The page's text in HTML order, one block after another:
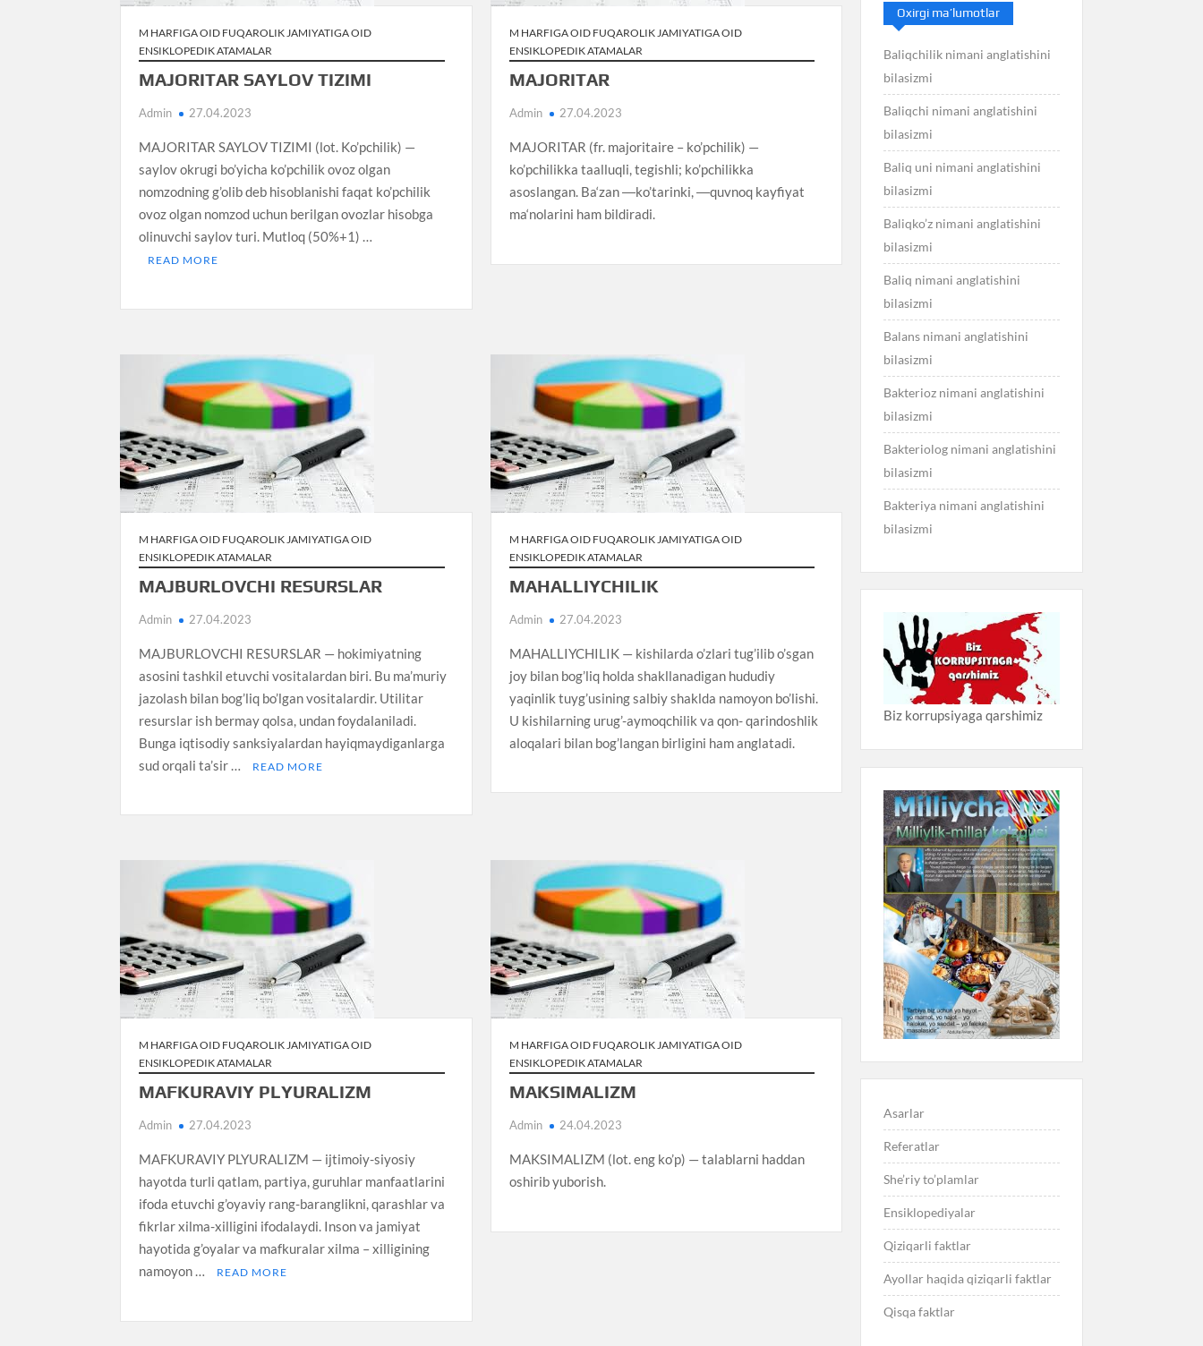
M HARFIGA OID FUQAROLIK JAMIYATIGA OID
ENSIKLOPEDIK ATAMALAR
MAJORITAR SAYLOV TIZIMI
Admin 27.04.2023
MAJORITAR SAYLOV TIZIMI (lot. Ko’pchilik) —
saylov okrugi bo’yicha ko’pchilik ovoz olgan
nomzodning g’olib deb hisoblanishi faqat ko’pchilik
ovoz olgan nomzod uchun berilgan ovozlar hisobga
olinuvchi saylov turi. Mutloq (50%+1) …
READ MORE
M HARFIGA OID FUQAROLIK JAMIYATIGA OID
ENSIKLOPEDIK ATAMALAR
MAJORITAR
Admin 27.04.2023
MAJORITAR (fr. majoritaire – ko’pchilik) —
ko’pchilikka taalluqli, tegishli; ko’pchilikka
asoslangan. Ba‘zan ―ko’tarinki, ―quvnoq kayfiyat
ma‘nolarini ham bildiradi.
M HARFIGA OID FUQAROLIK JAMIYATIGA OID
ENSIKLOPEDIK ATAMALAR
MAJBURLOVCHI RESURSLAR
Admin 27.04.2023
MAJBURLOVCHI RESURSLAR — hokimiyatning
asosini tashkil etuvchi vositalardan biri. Bu ma’muriy
jazolash bilan bog’liq bo’lgan vositalardir. Utilitar
resurslar ish bermay qolsa, undan foydalaniladi.
Bunga iqtisodiy sanksiyalardan hayiqmaydiganlarga
sud orqali ta’sir …
READ MORE
M HARFIGA OID FUQAROLIK JAMIYATIGA OID
ENSIKLOPEDIK ATAMALAR
MAHALLIYCHILIK
Admin 27.04.2023
MAHALLIYCHILIK — kishilarda o’zlari tug’ilib o’sgan
joy bilan bog’liq holda shakllanadigan hududiy
yaqinlik tuyg’usining salbiy shaklda namoyon bo’lishi.
U kishilarning urug’-aymoqchilik va qon- qarindoshlik
aloqalari bilan bog’langan birligini ham anglatadi.
M HARFIGA OID FUQAROLIK JAMIYATIGA OID
ENSIKLOPEDIK ATAMALAR
MAFKURAVIY PLYURALIZM
Admin 27.04.2023
MAFKURAVIY PLYURALIZM — ijtimoiy-siyosiy
hayotda turli qatlam, partiya, guruhlar manfaatlarini
ifoda etuvchi g’oyaviy rang-baranglikni, qarashlar va
fikrlar xilma-xilligini ifodalaydi. Inson va jamiyat
hayotida g’oyalar va mafkuralar xilma – xilligining
namoyon …
READ MORE
M HARFIGA OID FUQAROLIK JAMIYATIGA OID
ENSIKLOPEDIK ATAMALAR
MAKSIMALIZM
Admin 24.04.2023
MAKSIMALIZM (lot. eng ko’p) — talablarni haddan
oshirib yuborish.
Oxirgi ma’lumotlar
Baliqchilik nimani anglatishini
bilasizmi
Baliqchi nimani anglatishini
bilasizmi
Baliq uni nimani anglatishini
bilasizmi
Baliqko’z nimani anglatishini
bilasizmi
Baliq nimani anglatishini
bilasizmi
Balans nimani anglatishini
bilasizmi
Bakterioz nimani anglatishini
bilasizmi
Bakteriolog nimani anglatishini
bilasizmi
Bakteriya nimani anglatishini
bilasizmi
Biz korrupsiyaga qarshimiz
Asarlar
Referatlar
She’riy to’plamlar
Ensiklopediyalar
Qiziqarli faktlar
Ayollar haqida qiziqarli faktlar
Qisqa faktlar